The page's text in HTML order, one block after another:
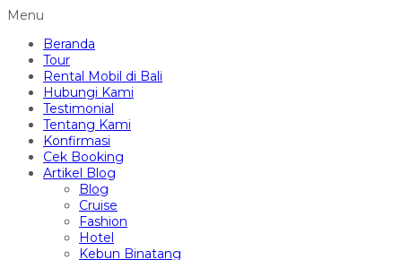
Menu
Beranda
Tour
Rental Mobil di Bali
Hubungi Kami
Testimonial
Tentang Kami
Konfirmasi
Cek Booking
Artikel Blog
Blog
Cruise
Fashion
Hotel
Kebun Binatang